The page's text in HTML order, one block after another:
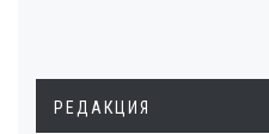
РЕДАКЦИЯ